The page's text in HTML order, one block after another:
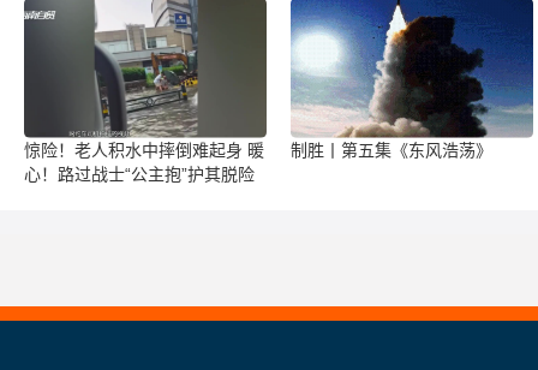
惊险！老人积水中摔倒难起身 暖
心！路过战士“公主抱”护其脱险
制胜丨第五集《东风浩荡》